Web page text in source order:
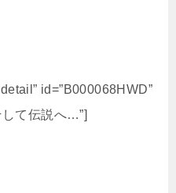
id=”B000068HWD”
て伝説へ…”]